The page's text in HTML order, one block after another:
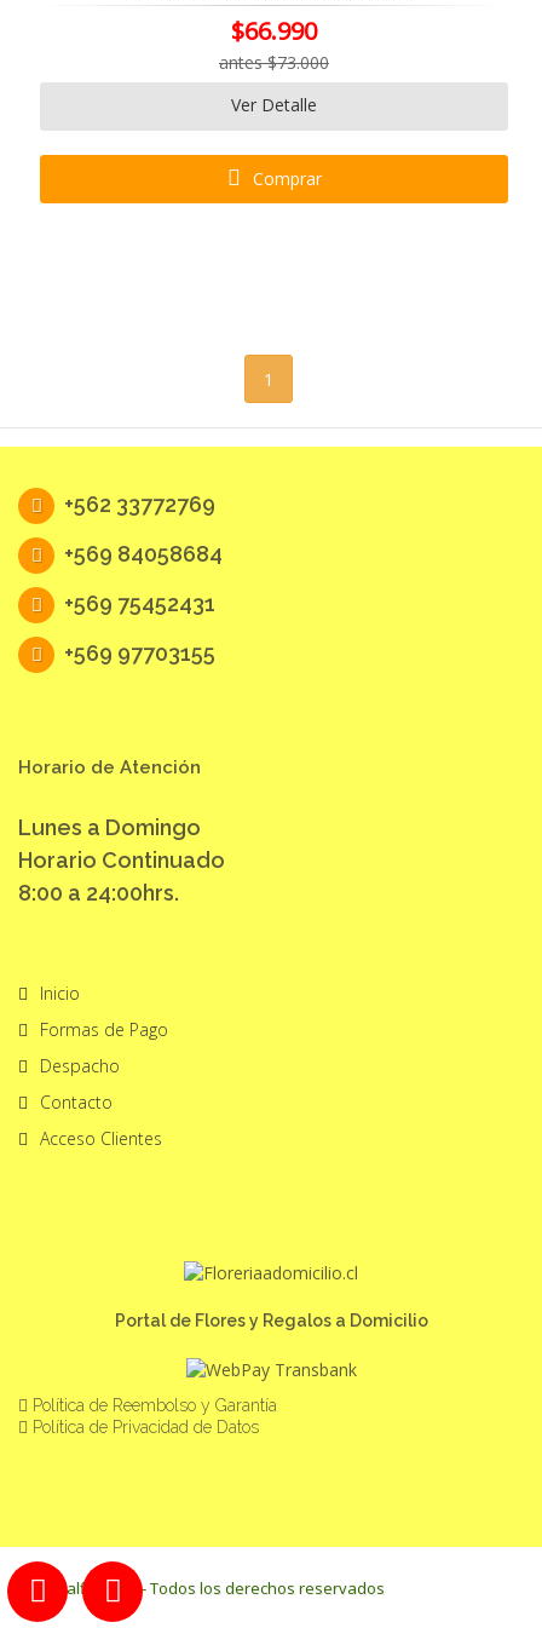
$66.990
antes $73.000
Ver Detalle
Comprar
1
+562 33772769
+569 84058684
+569 75452431
+569 97703155
Horario de Atención
Lunes a Domingo
Horario Continuado
8:00 a 24:00hrs.
Inicio
Formas de Pago
Despacho
Contacto
Acceso Clientes
Portal de Flores y Regalos a Domicilio
Política de Reembolso y Garantía
Política de Privacidad de Datos
® Portalflores.cl - Todos los derechos reservados